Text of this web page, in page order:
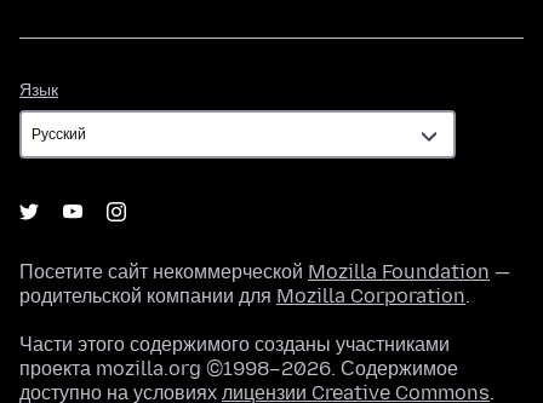
Язык
Посетите сайт некоммерческой Mozilla Foundation —
родительской компании для Mozilla Corporation.
Части этого содержимого созданы участниками
проекта mozilla.org ©1998–2026. Содержимое
доступно на условиях лицензии Creative Commons.